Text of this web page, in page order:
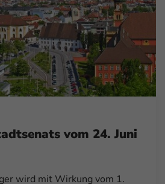
vom 24. Juni
wird mit Wirkung vom 1.